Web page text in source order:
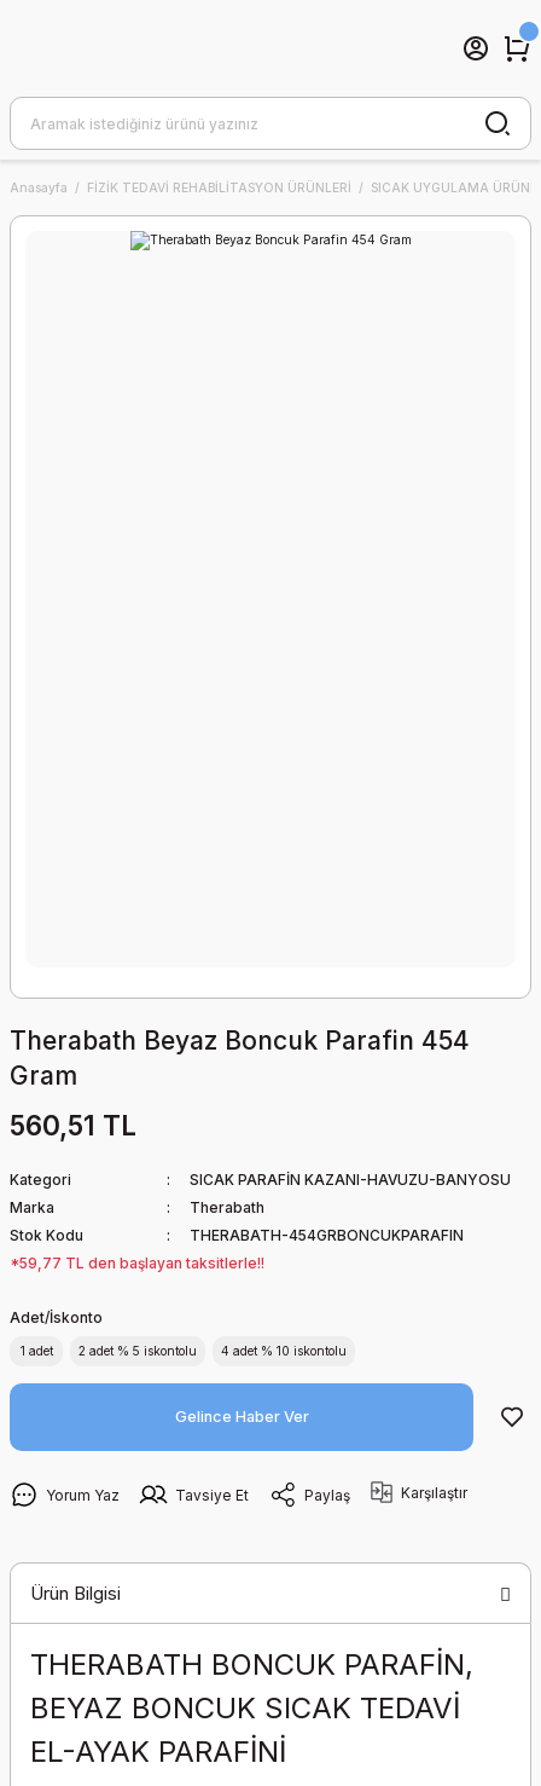
Anasayfa FİZİK TEDAVİ REHABİLİTASYON ÜRÜNLERİ SICAK UYGULAMA
Therabath Beyaz Boncuk Parafin 454
Gram
560,51 TL
Kategori
SICAK PARAFİN KAZANI-HAVUZU-BANYOSU
Marka
Therabath
Stok Kodu
THERABATH-454GRBONCUKPARAFIN
*59,77 TL den başlayan taksitlerle!!
Adet/İskonto
1 adet 2 adet % 5 iskontolu 4 adet % 10 iskontolu
Gelince Haber Ver
Yorum Yaz Tavsiye Et Paylaş Karşılaştır
Ürün Bilgisi
THERABATH BONCUK PARAFİN,
BEYAZ BONCUK SICAK TEDAVİ
EL-AYAK PARAFİNİ